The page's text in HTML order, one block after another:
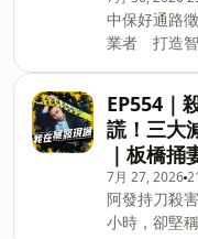
名年輕共犯 (00:12:14) 三種判決 三種真相
(00:22:53) 死刑之後
語 主持人：陳豐德 🎉Discord群組開張
啦！快來加
https://
LINE社群來
★ 邀約合作
中保好通路
業者 打造智慧社
通路」計畫
服務場域延
業者訊南寬
功案例，雙
步導入「中
讓寬頻服務
區服務的新
EP554｜
謊！三大
｜板橋
7月 27, 2026
阿發持刀殺
小時，卻堅